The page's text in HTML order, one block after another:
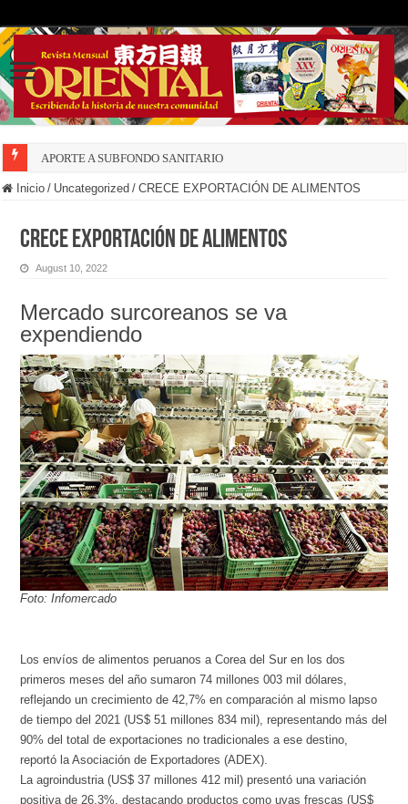
APORTE A SUBFONDO SANITARIO
Inicio / Uncategorized / CRECE EXPORTACIÓN DE ALIMENTOS
CRECE EXPORTACIÓN DE ALIMENTOS
August 10, 2022
Mercado surcoreanos se va
expendiendo
Foto: Infomercado
Los envíos de alimentos peruanos a Corea del Sur en los dos
primeros meses del año sumaron 74 millones 003 mil dólares,
reflejando un crecimiento de 42,7% en comparación al mismo lapso
de tiempo del 2021 (US$ 51 millones 834 mil), representando más del
90% del total de exportaciones no tradicionales a ese destino,
reportó la Asociación de Exportadores (ADEX).
La agroindustria (US$ 37 millones 412 mil) presentó una variación
positiva de 26,3%, destacando productos como uvas frescas (US$